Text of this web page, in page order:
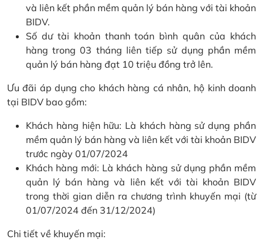
và liên kết phần mềm quản lý bán hàng với tài khoản
BIDV.
Số dư tài khoản thanh toán bình quân của khách
hàng trong 03 tháng liên tiếp sử dụng phần mềm
quản lý bán hàng đạt 10 triệu đồng trở lên.
Ưu đãi áp dụng cho khách hàng cá nhân, hộ kinh doanh
tại BIDV bao gồm:
Khách hàng hiện hữu: Là khách hàng sử dụng phần
mềm quản lý bán hàng và liên kết với tài khoản BIDV
trước ngày 01/07/2024
Khách hàng mới: Là khách hàng sử dụng phần mềm
quản lý bán hàng và liên kết với tài khoản BIDV
trong thời gian diễn ra chương trình khuyến mại (từ
01/07/2024 đến 31/12/2024)
Chi tiết về khuyến mại: